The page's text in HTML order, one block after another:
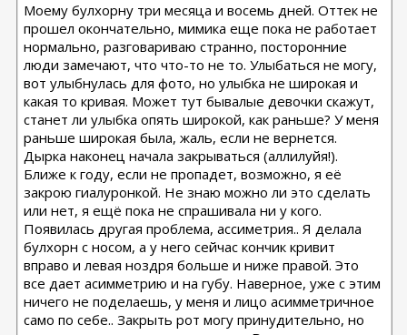
Моему булхорну три месяца и восемь дней. Оттек не
прошел окончательно, мимика еще пока не работает
нормально, разговариваю странно, посторонние
люди замечают, что что-то не то. Улыбаться не могу,
вот улыбнулась для фото, но улыбка не широкая и
какая то кривая. Может тут бывалые девочки скажут,
станет ли улыбка опять широкой, как раньше? У меня
раньше широкая была, жаль, если не вернется.
Дырка наконец начала закрываться (аллилуйя!).
Ближе к году, если не пропадет, возможно, я её
закрою гиалуронкой. Не знаю можно ли это сделать
или нет, я ещё пока не спрашивала ни у кого.
Появилась другая проблема, ассиметрия.. Я делала
булхорн с носом, а у него сейчас кончик кривит
вправо и левая ноздря больше и ниже правой. Это
все дает асимметрию и на губу. Наверное, уже с этим
ничего не поделаешь, у меня и лицо асимметричное
само по себе.. Закрыть рот могу принудительно, но